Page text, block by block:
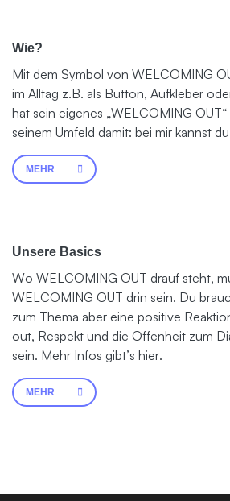
Wie?
Mit dem Symbol von WELCOMING
im Alltag z.B. als Button, Aufkleber
hat sein eigenes „WELCOMING
seinem Umfeld damit: bei mir kannst
MEHR
Unsere Basics
Wo WELCOMING OUT drauf steht,
WELCOMING OUT drin sein. Du
zum Thema aber eine positive
out, Respekt und die Offenheit zum
sein. Mehr Infos gibt’s hier.
MEHR